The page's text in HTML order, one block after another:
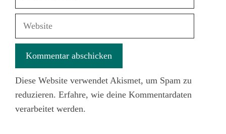
Diese Website verwendet Akismet, um Spam zu
reduzieren. Erfahre, wie deine Kommentardaten
verarbeitet werden.